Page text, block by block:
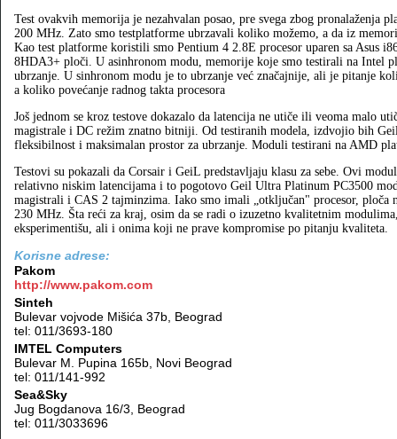
Test ovakvih memorija je nezahvalan posao, pre svega zbog pronalaženja
200 MHz. Zato smo testplatforme ubrzavali koliko možemo, a da iz
Kao test platforme koristili smo Pentium 4 2.8E procesor uparen sa Asus
8HDA3+ ploči. U asinhronom modu, memorije koje smo testirali na Intel
ubrzanje. U sinhronom modu je to ubrzanje već značajnije, ali je pitanje
a koliko povećanje radnog takta procesora
Još jednom se kroz testove dokazalo da latencija ne utiče ili veoma malo
magistrale i DC režim znatno bitniji. Od testiranih modela, izdvojio bih
fleksibilnost i maksimalan prostor za ubrzanje. Moduli testirani na AMD
Testovi su pokazali da Corsair i GeiL predstavljaju klasu za sebe. Ovi
relativno niskim latencijama i to pogotovo Geil Ultra Platinum PC3500
magistrali i CAS 2 tajminzima. Iako smo imali „otključan" procesor, ploča
230 MHz. Šta reći za kraj, osim da se radi o izuzetno kvalitetnim
eksperimentišu, ali i onima koji ne prave kompromise po pitanju kvaliteta.
Korisne adrese:
Pakom
http://www.pakom.com
Sinteh
Bulevar vojvode Mišića 37b, Beograd
tel: 011/3693-180
IMTEL Computers
Bulevar M. Pupina 165b, Novi Beograd
tel: 011/141-992
Sea&Sky
Jug Bogdanova 16/3, Beograd
tel: 011/3033696